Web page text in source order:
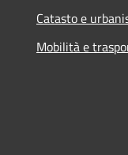
Catasto e
Mobilità e